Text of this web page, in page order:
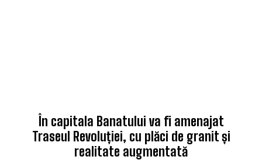
În capitala Banatului va fi amenajat
Traseul Revoluției, cu plăci de granit și
realitate augmentată